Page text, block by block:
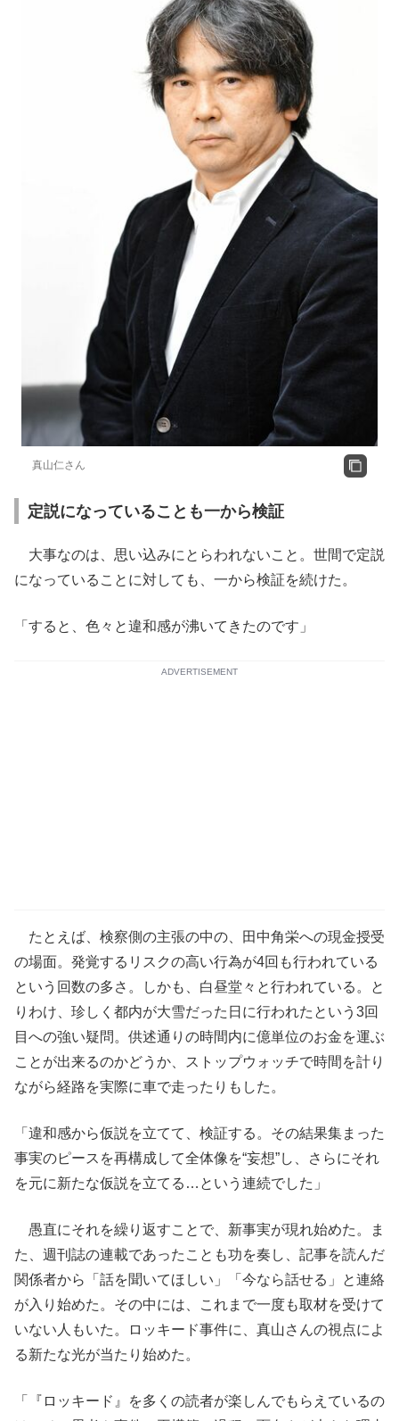
真山仁さん
定説になっていることも一から検証
大事なのは、思い込みにとらわれないこと。世間で定説
になっていることに対しても、一から検証を続けた。
「すると、色々と違和感が沸いてきたのです」
ADVERTISEMENT
たとえば、検察側の主張の中の、田中角栄への現金授受
の場面。発覚するリスクの高い行為が4回も行われている
という回数の多さ。しかも、白昼堂々と行われている。と
りわけ、珍しく都内が大雪だった日に行われたという3回
目への強い疑問。供述通りの時間内に億単位のお金を運ぶ
ことが出来るのかどうか、ストップウォッチで時間を計り
ながら経路を実際に車で走ったりもした。
「違和感から仮説を立てて、検証する。その結果集まった
事実のピースを再構成して全体像を“妄想”し、さらにそれ
を元に新たな仮説を立てる…という連続でした」
愚直にそれを繰り返すことで、新事実が現れ始めた。ま
た、週刊誌の連載であったことも功を奏し、記事を読んだ
関係者から「話を聞いてほしい」「今なら話せる」と連絡
が入り始めた。その中には、これまで一度も取材を受けて
いない人もいた。ロッキード事件に、真山さんの視点によ
る新たな光が当たり始めた。
「『ロッキード』を多くの読者が楽しんでもらえているの